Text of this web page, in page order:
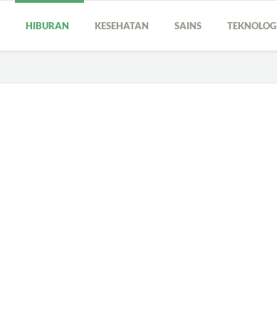
HIBURAN KESEHATAN SAINS